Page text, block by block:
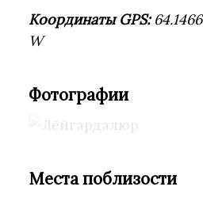
Координаты GPS:
W
Фотографии
Места поблизости